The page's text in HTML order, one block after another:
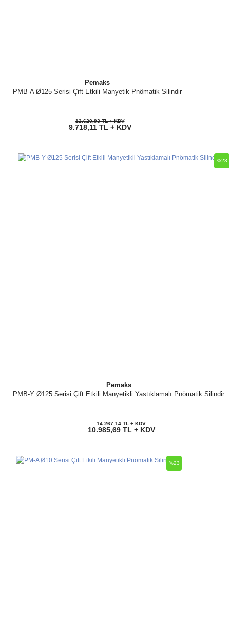
Pemaks
PMB-A Ø125 Serisi Çift Etkili Manyetik Pnömatik Silindir
12.620,93 TL + KDV
9.718,11 TL + KDV
Pemaks
PMB-Y Ø125 Serisi Çift Etkili Manyetikli Yastıklamalı Pnömatik Silindir
%23
14.267,14 TL + KDV
10.985,69 TL + KDV
%23